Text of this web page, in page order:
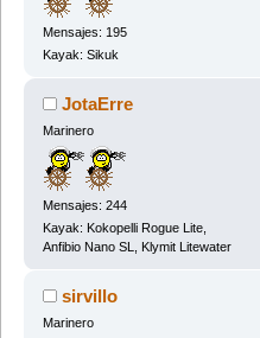
Mensajes: 195
Kayak: Sikuk
JotaErre
Marinero
Mensajes: 244
Kayak: Kokopelli Rogue Lite,
Anfibio Nano SL, Klymit Litewater
sirvillo
Marinero